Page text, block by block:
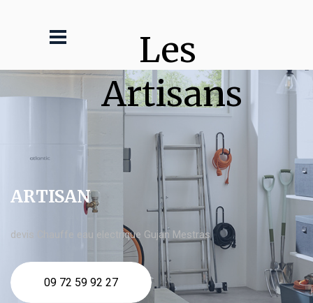
Les
Artisans
ARTISAN
devis Chauffe eau electrique Gujan Mestras
09 72 59 92 27